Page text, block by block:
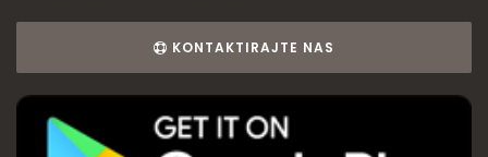
KONTAKTIRAJTE NAS